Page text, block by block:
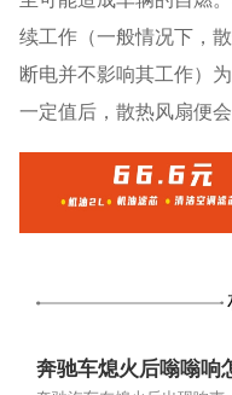
续工作（一般情况下，
断电并不影响其工作）
一定值后，散热风扇便
奔驰车熄火后嗡嗡响